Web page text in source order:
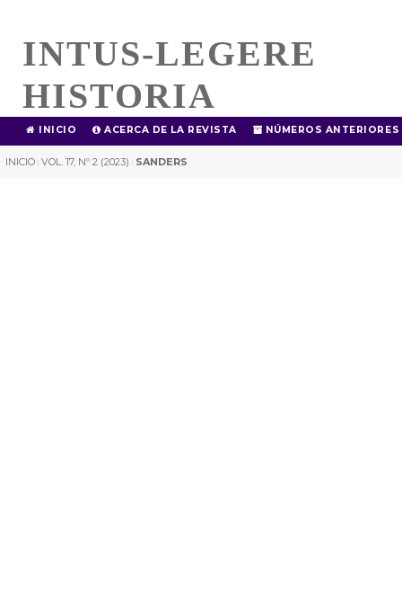
INTUS-LEGERE
HISTORIA
INICIO ACERCA DE LA REVISTA NÚMEROS ANTERIORES
INICIO | VOL. 17, Nº 2 (2023) | SANDERS